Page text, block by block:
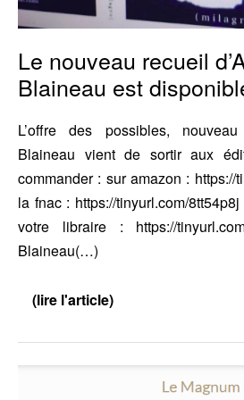
Le nouveau recueil
Blaineau est
L’offre des possibles,
Blaineau vient de sortir aux
commander : sur amazon : https://
la fnac : https://tinyurl.com/
votre libraire : https://
Blaineau(…)
(lire l'article)
Le
d’Alexandre
Blaineau